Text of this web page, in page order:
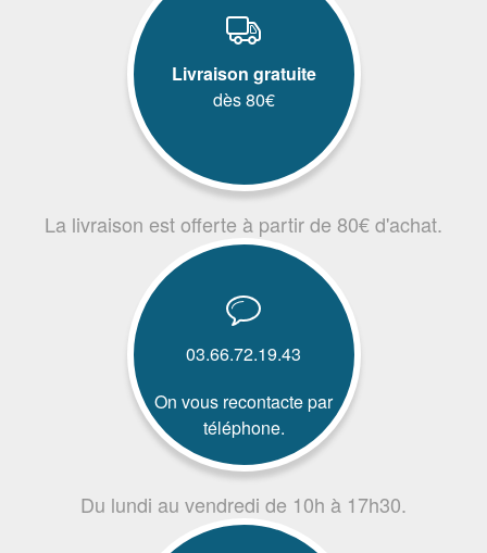
Livraison gratuite
dès 80€
La livraison est offerte à partir de 80€ d'achat.
03.66.72.19.43
On vous recontacte par
téléphone.
Du lundi au vendredi de 10h à 17h30.